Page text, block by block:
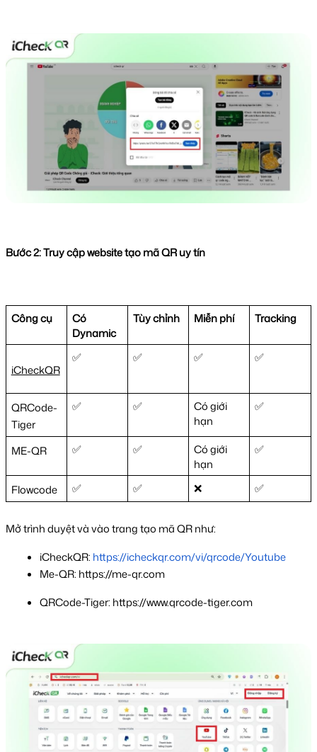
Bước 2: Truy cập website tạo mã QR uy tín
Công cụ
Có
Dynamic
Tùy chỉnh Miễn phí Tracking
iCheckQR
✅ ✅ ✅ ✅
QRCode-
Tiger
✅ ✅
Có giới
hạn
✅
ME-QR ✅ ✅
Có giới
hạn
✅
Flowcode ✅ ✅ ❌ ✅
Mở trình duyệt và vào trang tạo mã QR như:
iCheckQR: https://icheckqr.com/vi/qrcode/Youtube
Me-QR: https://me-qr.com
QRCode-Tiger: https://www.qrcode-tiger.com